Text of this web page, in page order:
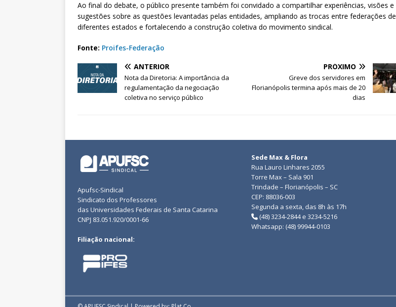
Ao final do debate, o público presente também foi convidado a compartilhar experiências, visões e
sugestões sobre as questões levantadas pelas entidades, ampliando as trocas entre federações de
diferentes estados e fortalecendo a construção coletiva do movimento sindical.
Fonte: Proifes-Federação
ANTERIOR
Nota da Diretoria: A importância da
regulamentação da negociação
coletiva no serviço público
PRÓXIMO
Greve dos servidores em
Florianópolis termina após mais de 20
dias
Apufsc-Sindical
Sindicato dos Professores
das Universidades Federais de Santa Catarina
CNPJ 83.051.920/0001-66
Filiação nacional:
Sede Max & Flora
Rua Lauro Linhares 2055
Torre Max – Sala 901
Trindade – Florianópolis – SC
CEP: 88036-003
Segunda a sexta, das 8h às 17h
(48) 3234-2844 e 3234-5216
Whatsapp: (48) 99944-0103